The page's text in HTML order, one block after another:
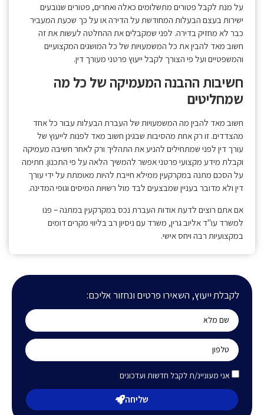
לקבלת ייעוץ, השאירו פרטים ונחזור אליכם:
אני מעוניינ/ת לקבל חדשות ועדכונים
שליחה
על מנת לקבל פטורים מתשלומים כאלה ואחרים, פטורים שנובעים
ישירות בעצם הבעלות המחודשת על הדירה או על כך שכעת המעביר
כבר לא מחזיק בדירה. לפני שמקבלים את ההחלטה לעשות את זה
חשוב מאד להבין את כל המשמעויות של כל המושגים המקצועיים
והמשפטיים ועל פי הצורך לקבל ייעוץ פרטני מעורך דין.
חשיבות ההבנה המעמיקה של כל מה
שמחליטים
חשוב מאד להבין מה המשמעויות של העברת הבעלות עבור כל אחד
מהצדדים. זו רק אחת מהסיבות שבגינן חשוב מאד לפנות לייעוץ של
עורך דין לפני שמתחילים להניע את התהליך ורק לאחר חשיבה מעמיקה
וקבלת מידע מקצועי פרטני אפשר להמשיך הלאה על פי התכנון. חתימה
על הסכם מתנה במקרקעין ממילא חייבת להיות מאומתת על ידי עורך
דין ולא מדובר בעניין שמבצעים לבד מול רשויות המיסים וגופי המדינה.
אם אתם רוצים לדעת אודות העברת נכס במקרקעין במתנה – פנו
למשרד עו"ד אליוב גרין, משרד עם ניסיון רב בליווי מקרים דומים
במקצועיות רבה ויחס אישי.